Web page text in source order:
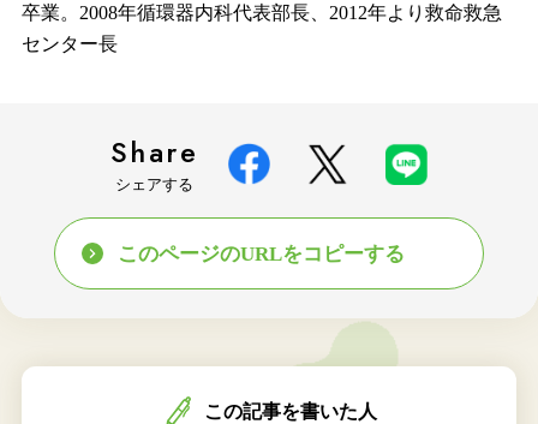
卒業。2008年循環器内科代表部長、2012年より救命救急
センター長
Share
シェアする
このページのURLをコピーする
この記事を書いた人